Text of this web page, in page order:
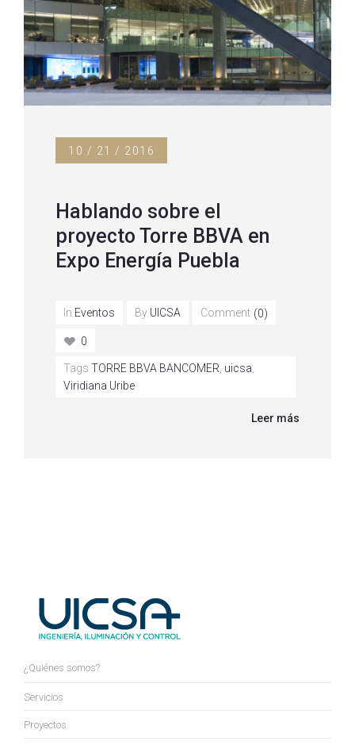
10 / 21 / 2016
Hablando sobre el
proyecto Torre BBVA en
Expo Energía Puebla
In Eventos By UICSA Comment (0)
0
Tags TORRE BBVA BANCOMER uicsa
Viridiana Uribe
Leer más
¿Quiénes somos?
Servicios
Proyectos